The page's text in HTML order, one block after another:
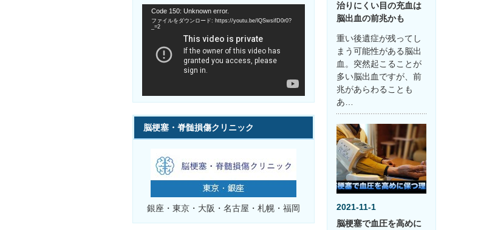
Code 150: Unknown error.
ファイルをダウンロード: https://youtu.be/lQSwsifD0r0?
_=2
脳梗塞・脊髄損傷クリニック
銀座・東京・大阪・名古屋・札幌・福岡
治りにくい目の充血は
脳出血の前兆かも
重い後遺症が残ってし
まう可能性がある脳出
血。突然起こることが
多い脳出血ですが、前
兆があらわることも
あ…
2021-11-1
脳梗塞で血圧を高めに